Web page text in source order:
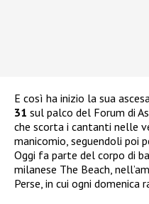
E così ha inizio la sua
31 sul palco del Forum di
che scorta i cantanti nelle
manicomio, seguendoli poi
Oggi fa parte del corpo di
milanese The Beach,
Perse, in cui ogni domenica